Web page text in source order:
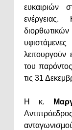
ευκαιριών
λειτουργούν
του
τις 31
Η κ.